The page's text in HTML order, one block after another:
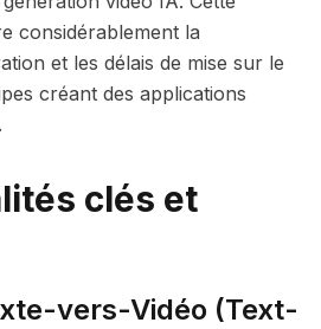
considérablement la
et les délais de mise sur le
créant des applications
clés et
vers-Vidéo (Text-